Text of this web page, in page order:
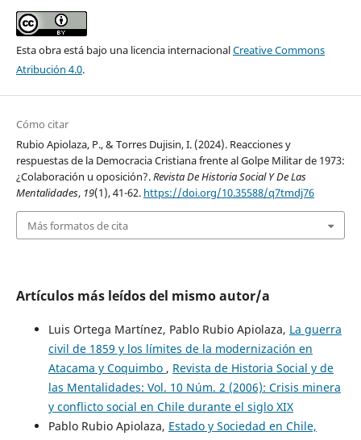
Esta obra está bajo una licencia internacionalCreative Commons
Atribución 4.0.
Cómo citar
Rubio Apiolaza, P., & Torres Dujisin, I. (2024). Reacciones y
respuestas de la Democracia Cristiana frente al Golpe Militar de 1973:
¿Colaboración u oposición?.Revista De Historia Social Y De Las
Mentalidades, 19(1), 41-62. https://doi.org/10.35588/q7tmdj76
Más formatos de cita
Artículos más leídos del mismo autor/a
Luis Ortega Martínez, Pablo Rubio Apiolaza, La guerra
civil de 1859 y los límites de la modernización en
Atacama y Coquimbo , Revista de Historia Social y de
las Mentalidades: Vol. 10 Núm. 2 (2006): Crisis minera
y conflicto social en Chile durante el siglo XIX
Pablo Rubio Apiolaza, Estado y Sociedad en Chile,